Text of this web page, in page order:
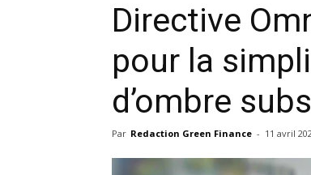
Directive
pour la
d’ombre
Par Redaction Green Finance - 11 avril